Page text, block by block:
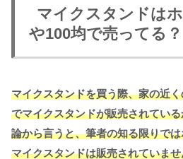
マイクスタンドは
や100均で売ってる？
マイクスタンドを買う際、家の近
でマイクスタンドが販売されてい
論から言うと、筆者の知る限りで
マイクスタンドは販売されていま